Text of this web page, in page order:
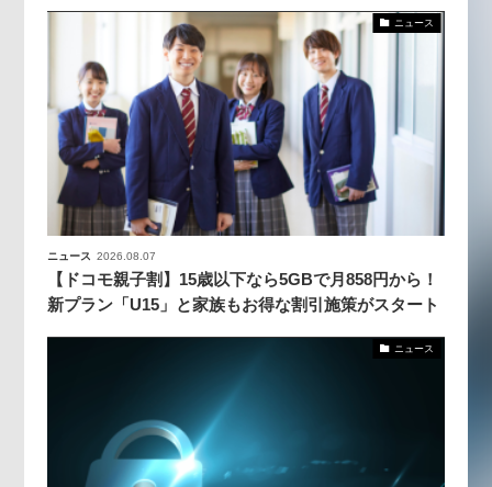
ニュース
ニュース 2026.08.07
【ドコモ親子割】15歳以下なら5GBで月858円から！
新プラン「U15」と家族もお得な割引施策がスタート
ニュース